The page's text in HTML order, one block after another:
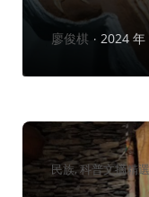
作
廖俊棋 2024 年
分
類：
民族 科普文摘精選